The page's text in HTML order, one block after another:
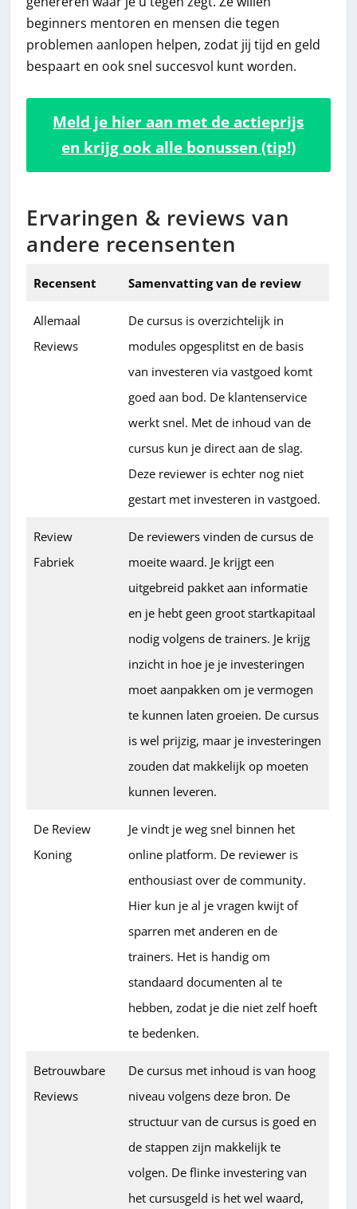
beginners mentoren en mensen die tegen
problemen aanlopen helpen, zodat jij tijd en geld
bespaart en ook snel succesvol kunt worden.
Meld je hier aan met de actieprijs
en krijg ook alle bonussen (tip!)
Ervaringen & reviews van
andere recensenten
Recensent Samenvatting van de review
Allemaal
Reviews
De cursus is overzichtelijk in
modules opgesplitst en de basis
van investeren via vastgoed komt
goed aan bod. De klantenservice
werkt snel. Met de inhoud van de
cursus kun je direct aan de slag.
Deze reviewer is echter nog niet
gestart met investeren in vastgoed.
Review
Fabriek
De reviewers vinden de cursus de
moeite waard. Je krijgt een
uitgebreid pakket aan informatie
en je hebt geen groot startkapitaal
nodig volgens de trainers. Je krijg
inzicht in hoe je je investeringen
moet aanpakken om je vermogen
te kunnen laten groeien. De cursus
is wel prijzig, maar je investeringen
zouden dat makkelijk op moeten
kunnen leveren.
De Review
Koning
Je vindt je weg snel binnen het
online platform. De reviewer is
enthousiast over de community.
Hier kun je al je vragen kwijt of
sparren met anderen en de
trainers. Het is handig om
standaard documenten al te
hebben, zodat je die niet zelf hoeft
te bedenken.
Betrouwbare
Reviews
De cursus met inhoud is van hoog
niveau volgens deze bron. De
structuur van de cursus is goed en
de stappen zijn makkelijk te
volgen. De flinke investering van
het cursusgeld is het wel waard,